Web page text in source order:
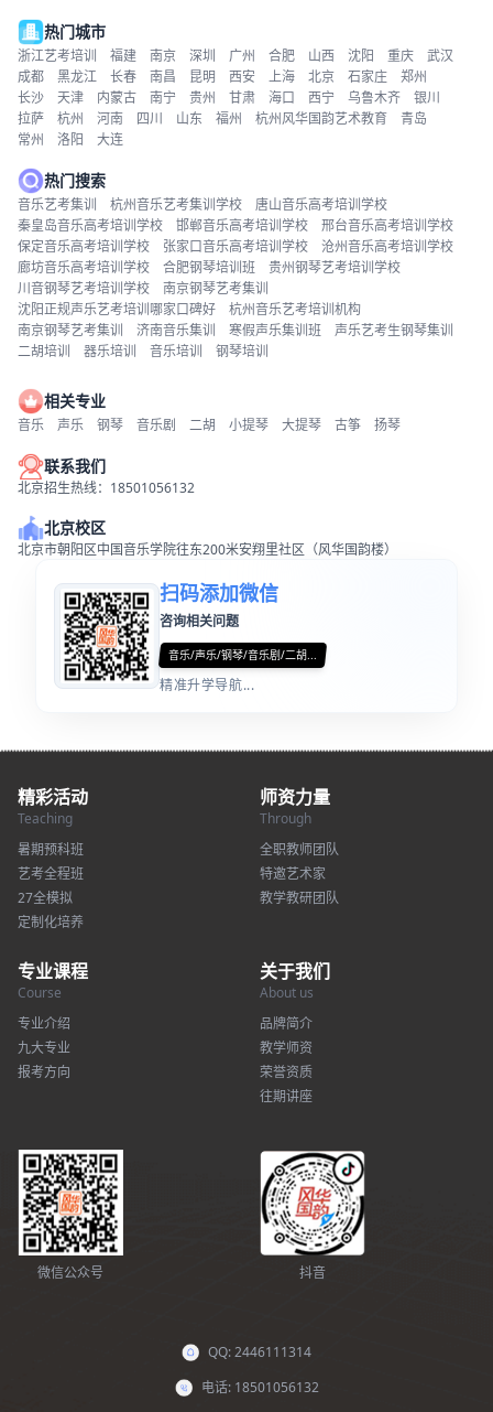
热门城市
浙江艺考培训 福建 南京 深圳 广州 合肥 山西 沈阳 重庆
武汉
成都
黑龙江 长春 南昌 昆明 西安 上海 北京 石家庄
郑州
长沙
天津 内蒙古 南宁 贵州 甘肃 海口 西宁 乌鲁木齐
银川
拉萨
杭州 河南 四川 山东 福州 杭州风华国韵艺术教育
青岛
常州
洛阳 大连
热门搜索
音乐艺考集训 杭州音乐艺考集训学校
唐山音乐高考培训学校
秦皇岛音乐高考培训学校
邯郸音乐高考培训学校
邢台音乐高考培训学校
保定音乐高考培训学校
张家口音乐高考培训学校
沧州音乐高考培训学校
廊坊音乐高考培训学校
合肥钢琴培训班
贵州钢琴艺考培训学校
川音钢琴艺考培训学校
南京钢琴艺考集训
沈阳正规声乐艺考培训哪家口碑好
杭州音乐艺考培训机构
南京钢琴艺考集训
济南音乐集训 寒假声乐集训班
声乐艺考生钢琴集训
二胡培训
器乐培训 音乐培训 钢琴培训
相关专业
音乐 声乐 钢琴 音乐剧 二胡 小提琴 大提琴 古筝 扬琴
联系我们
北京招生热线：18501056132
北京校区
北京市朝阳区中国音乐学院往东200米安翔里社区（风华国韵楼）
扫码添加微信
咨询相关问题
音乐/声乐/钢琴/音乐剧/二胡...
精准升学导航...
精彩活动
Teaching
暑期预科班
艺考全程班
27全模拟
定制化培养
师资力量
Through
全职教师团队
特邀艺术家
教学教研团队
专业课程
Course
专业介绍
九大专业
报考方向
关于我们
About us
品牌简介
教学师资
荣誉资质
往期讲座
微信公众号 抖音
QQ: 2446111314
电话: 18501056132